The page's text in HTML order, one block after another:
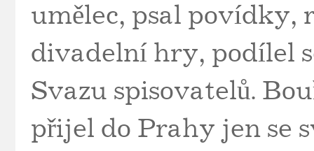
umělec, psal povídky,
divadelní hry, podílel
Svazu spisovatelů.
přijel do Prahy jen se